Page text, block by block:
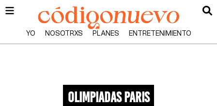
YO NOSOTRXS PLANES ENTRETENIMIENTO
olimpiadas paris